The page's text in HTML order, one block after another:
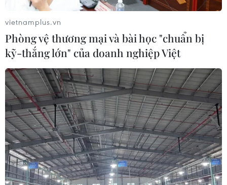
vietnamplus.vn
Phòng vệ thương mại và bài học "chuẩn bị
kỹ-thắng lớn" của doanh nghiệp Việt